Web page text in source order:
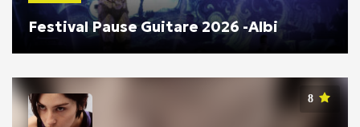
Festival Pause Guitare 2026 -Albi
8